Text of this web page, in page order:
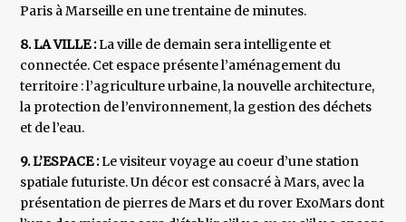
Paris à Marseille en une trentaine de minutes.
8. LA VILLE :La ville de demain sera intelligente et
connectée. Cet espace présente l’aménagement du
territoire : l’agriculture urbaine, la nouvelle architecture,
la protection de l’environnement, la gestion des déchets
et de l’eau.
9. L’ESPACE :Le visiteur voyage au coeur d’une station
spatiale futuriste. Un décor est consacré à Mars, avec la
présentation de pierres de Mars et du rover ExoMars dont